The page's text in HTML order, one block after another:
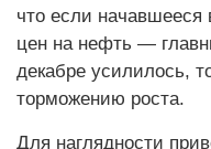
что если
цен на нефть —
декабре усилилось,
торможению роста.
Для наглядности